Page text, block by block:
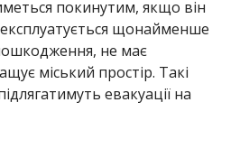
покинутим, якщо він
щонайменше
не має
міський простір. Такі
евакуації на